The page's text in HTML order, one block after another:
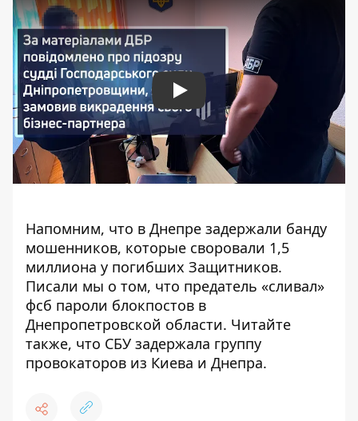
Play
Напомним, что в Днепре задержали банду
мошенников, которые своровали 1,5
миллиона у погибших Защитников.
Писали мы о том, что предатель «сливал»
фсб пароли блокпостов в
Днепропетровской области. Читайте
также, что СБУ задержала группу
провокаторов из Киева и Днепра.